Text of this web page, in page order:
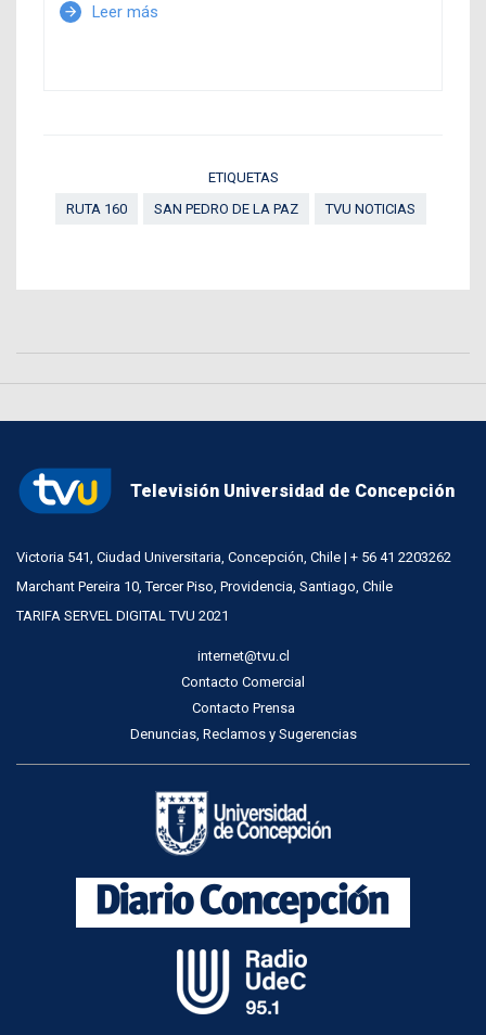
arrow_forward Leer más
ETIQUETAS
RUTA 160
SAN PEDRO DE LA PAZ TVU NOTICIAS
Televisión Universidad de Concepción
Victoria 541, Ciudad Universitaria, Concepción, Chile | + 56 41 2203262
Marchant Pereira 10, Tercer Piso, Providencia, Santiago, Chile
TARIFA SERVEL DIGITAL TVU 2021
internet@tvu.cl
Contacto Comercial
Contacto Prensa
Denuncias, Reclamos y Sugerencias